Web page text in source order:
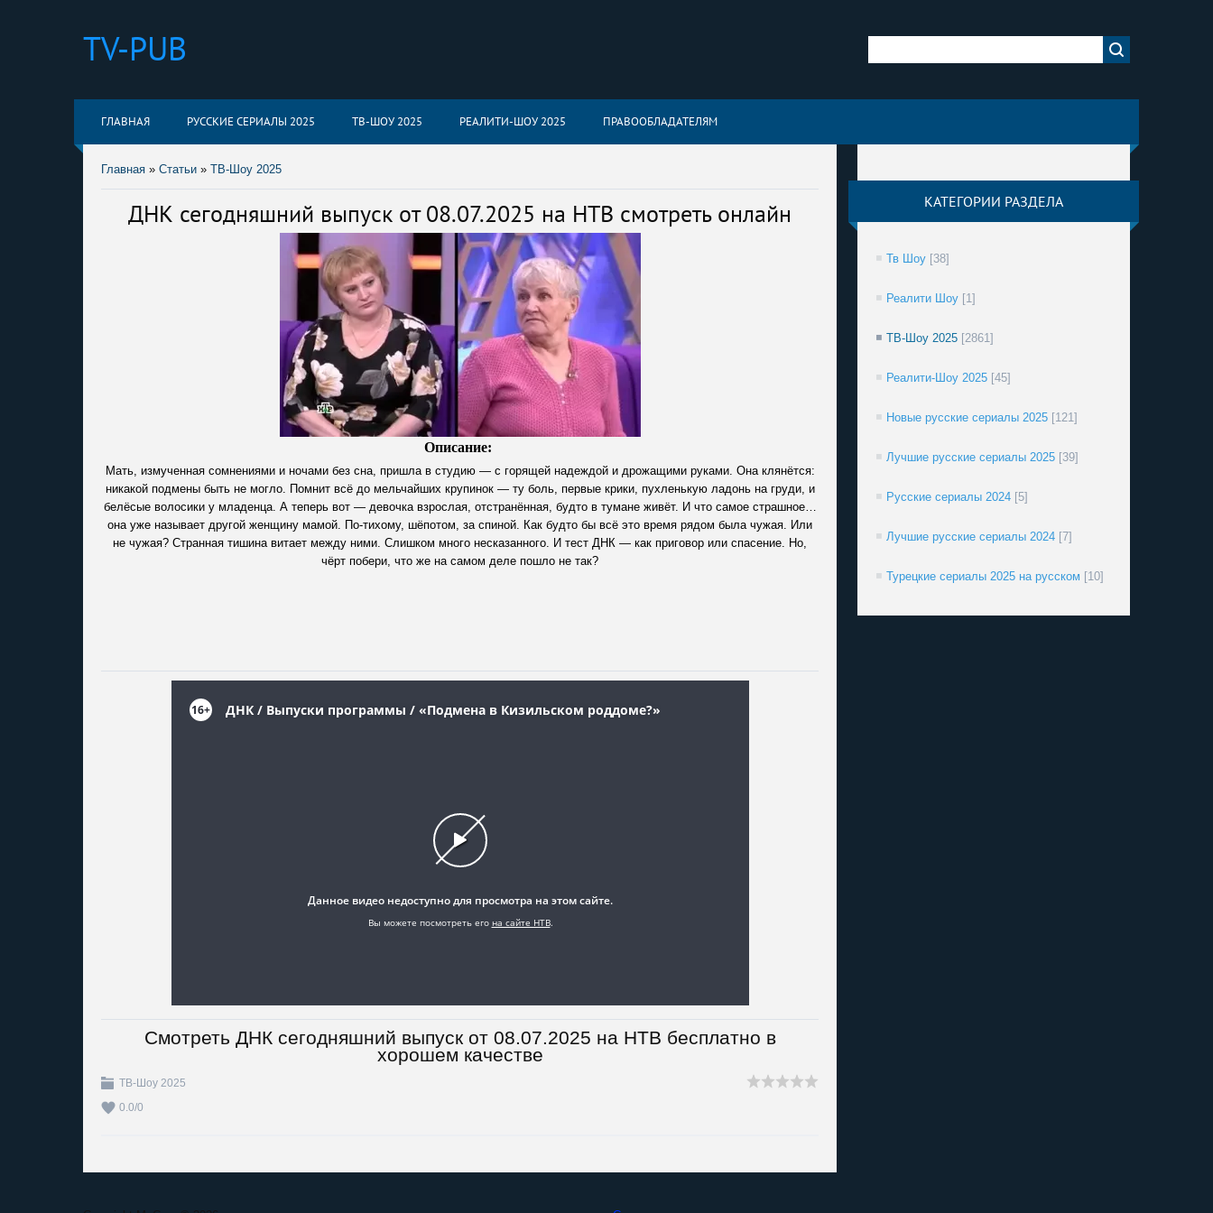
TV-PUB
ГЛАВНАЯ РУССКИЕ СЕРИАЛЫ 2025 ТВ-ШОУ 2025 РЕАЛИТИ-ШОУ 2025 ПРАВООБЛАДАТЕЛЯМ
Главная » Статьи » ТВ-Шоу 2025
ДНК сегодняшний выпуск от 08.07.2025 на НТВ смотреть онлайн
Описание:
Мать, измученная сомнениями и ночами без сна, пришла в студию — с горящей надеждой и дрожащими руками. Она клянётся:
никакой подмены быть не могло. Помнит всё до мельчайших крупинок — ту боль, первые крики, пухленькую ладонь на груди, и
белёсые волосики у младенца. А теперь вот — девочка взрослая, отстранённая, будто в тумане живёт. И что самое страшное…
она уже называет другой женщину мамой. По-тихому, шёпотом, за спиной. Как будто бы всё это время рядом была чужая. Или
не чужая? Странная тишина витает между ними. Слишком много несказанного. И тест ДНК — как приговор или спасение. Но,
чёрт побери, что же на самом деле пошло не так?
Смотреть ДНК сегодняшний выпуск от 08.07.2025 на НТВ бесплатно в
хорошем качестве
ТВ-Шоу 2025
0.0/0
КАТЕГОРИИ РАЗДЕЛА
Тв Шоу [38]
Реалити Шоу [1]
ТВ-Шоу 2025 [2861]
Реалити-Шоу 2025 [45]
Новые русские сериалы 2025 [121]
Лучшие русские сериалы 2025 [39]
Русские сериалы 2024 [5]
Лучшие русские сериалы 2024 [7]
Турецкие сериалы 2025 на русском [10]